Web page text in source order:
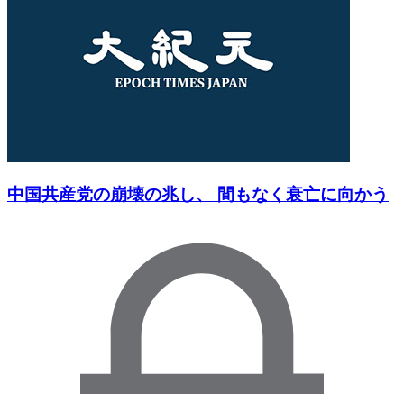
中国共産党の崩壊の兆し、 間もなく衰亡に向かう